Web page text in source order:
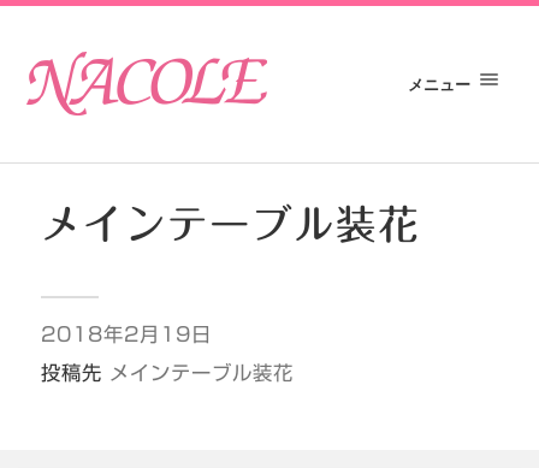
メニュー
メインテーブル装花
2018年2月19日
投稿先
メインテーブル装花